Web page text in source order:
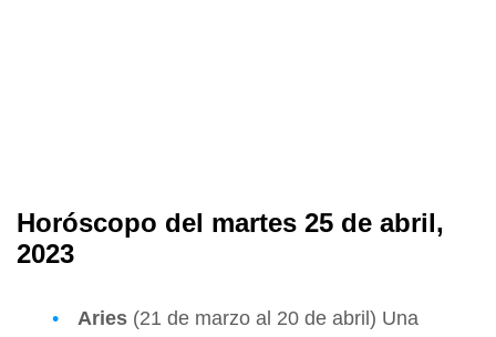
Horóscopo del martes 25 de abril,
2023
Aries (21 de marzo al 20 de abril) Una